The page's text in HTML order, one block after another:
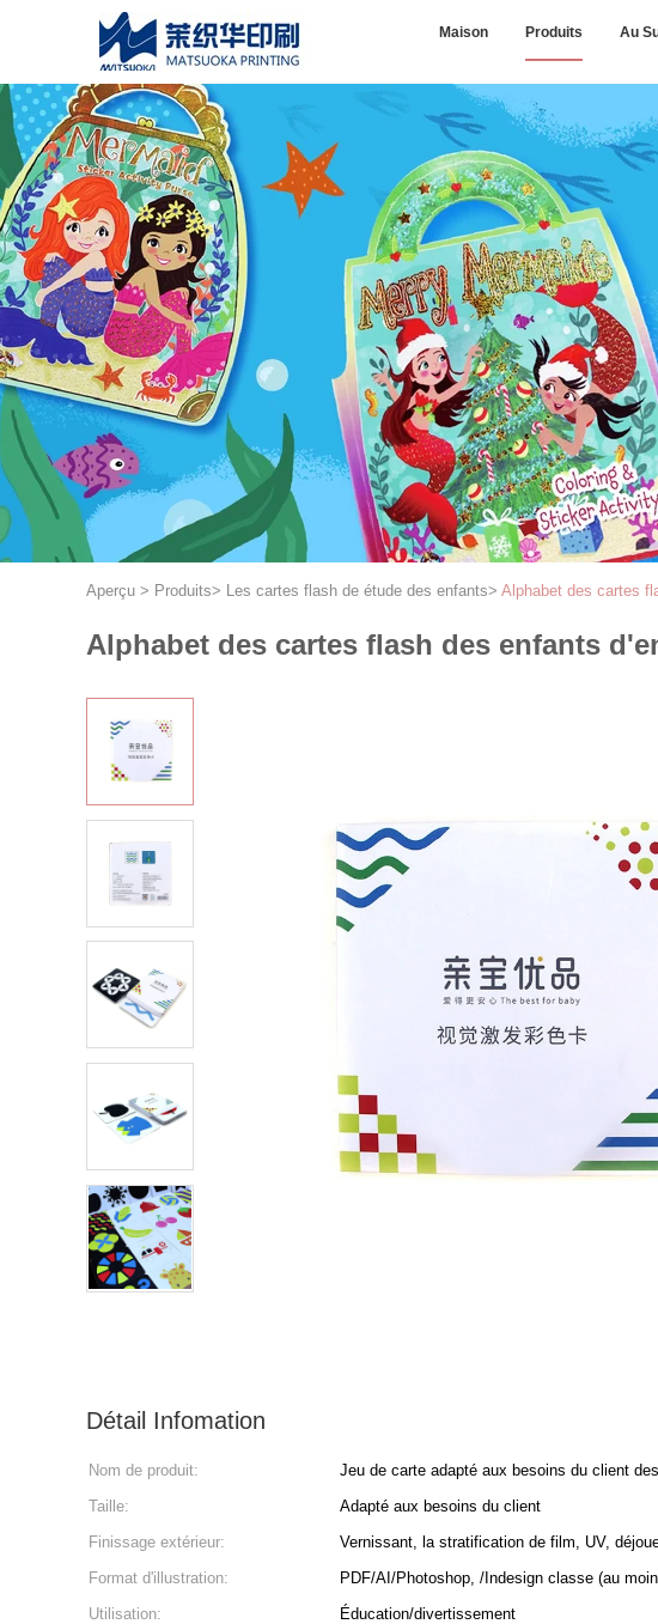
Maison Produits Au
Aperçu > Produits> Les cartes flash de étude des enfants> Alphabet des cartes
Alphabet des cartes flash des enfants
Détail Infomation
Nom de produit: Jeu de carte adapté aux besoins du client
Taille:
Adapté aux besoins du client
Finissage extérieur:
Vernissant, la stratification de film, UV,
Format d'illustration:
PDF/AI/Photoshop, /Indesign classe (au
Utilisation:
Éducation/divertissement